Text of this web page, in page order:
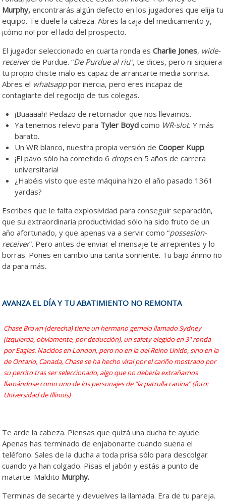
Murphy, encontrarás algún defecto en los jugadores que elija tu
equipo. Te duele la cabeza. Abres la caja del medicamento y,
¡cómo no! por el lado del prospecto.
El jugador seleccionado en cuarta ronda esCharlie Jones, wide-
receiverde Purdue. “De Purdue al riu”, te dices, pero ni siquiera
tu propio chiste malo es capaz de arrancarte media sonrisa.
Abres el whatsapppor inercia, pero eres incapaz de
contagiarte del regocijo de tus colegas.
¡Buaaaah! Pedazo de retornador que nos llevamos.
Ya tenemos relevo para Tyler Boyd como WR-slot. Y más
barato.
Un WR blanco, nuestra propia versión deCooper Kupp.
¡El pavo sólo ha cometido 6 dropsen 5 años de carrera
universitaria!
¿Habéis visto que este máquina hizo el año pasado 1361
yardas?
Escribes que le falta explosividad para conseguir separación,
que su extraordinaria productividad sólo ha sido fruto de un
año afortunado, y que apenas va a servir como “possesion-
receiver”. Pero antes de enviar el mensaje te arrepientes y lo
borras. Pones en cambio una carita sonriente. Tu bajo ánimo no
da para más.
AVANZA EL DÍA Y TU ABATIMIENTO NO REMONTA
Chase Brown (derecha) tiene un hermano gemelo llamado Sydney
(izquierda, obviamente, por deducción), un safety elegido en 3ª ronda
por Eagles. Nacidos en London, pero no en la del Reino Unido, sino en la
de Ontario, Canada, Chase se ha hecho viral por el cariño mostrado por
su perrito tras ser seleccionado, algo que no debería extrañarnos
llamándose como uno de los personajes de “la patrulla canina” (foto:
Universidad de Illinois)
Te arde la cabeza. Piensas que quizá una ducha te ayude.
Apenas has terminado de enjabonarte cuando suena el
teléfono. Sales de la ducha a toda prisa sólo para descolgar
cuando ya han colgado. Pisas el jabón y estás a punto de
matarte. Maldito Murphy.
Terminas de secarte y devuelves la llamada. Era de tu pareja.